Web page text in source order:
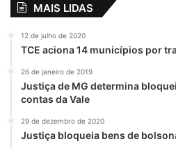
MAIS LIDAS
12 de julho de 2020
TCE aciona 14 municípios por
26 de janeiro de 2019
Justiça de MG determina
contas da Vale
29 de dezembro de 2020
Justiça bloqueia bens de